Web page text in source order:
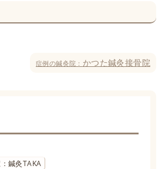
症例の鍼灸院： かつた鍼灸接骨院
鍼灸TAKA